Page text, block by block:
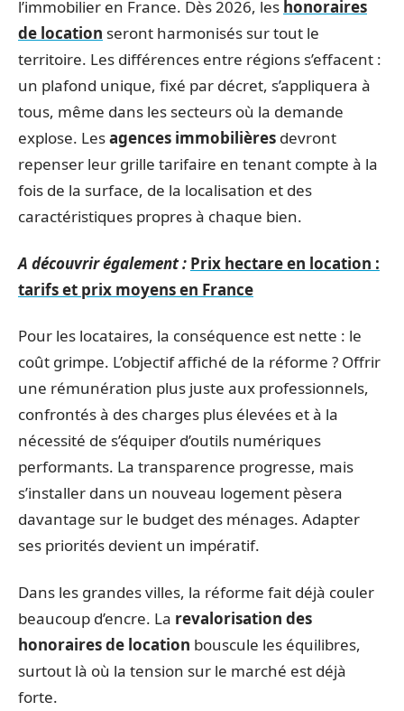
l’immobilier en France. Dès 2026, les honoraires
de location seront harmonisés sur tout le
territoire. Les différences entre régions s’effacent :
un plafond unique, fixé par décret, s’appliquera à
tous, même dans les secteurs où la demande
explose. Lesagences immobilières devront
repenser leur grille tarifaire en tenant compte à la
fois de la surface, de la localisation et des
caractéristiques propres à chaque bien.
A découvrir également : Prix hectare en location :
tarifs et prix moyens en France
Pour les locataires, la conséquence est nette : le
coût grimpe. L’objectif affiché de la réforme ? Offrir
une rémunération plus juste aux professionnels,
confrontés à des charges plus élevées et à la
nécessité de s’équiper d’outils numériques
performants. La transparence progresse, mais
s’installer dans un nouveau logement pèsera
davantage sur le budget des ménages. Adapter
ses priorités devient un impératif.
Dans les grandes villes, la réforme fait déjà couler
beaucoup d’encre. La revalorisation des
honoraires de location bouscule les équilibres,
surtout là où la tension sur le marché est déjà
forte.